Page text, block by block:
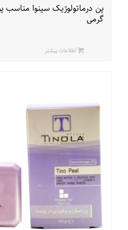
گرمی
اطلاعات بیشتر